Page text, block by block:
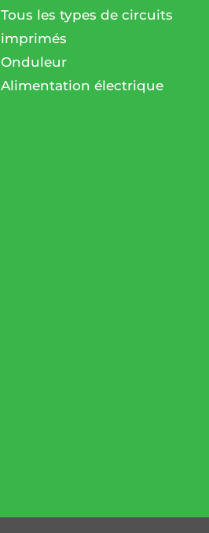
Tous les types de circuits
imprimés
Onduleur
Alimentation électrique